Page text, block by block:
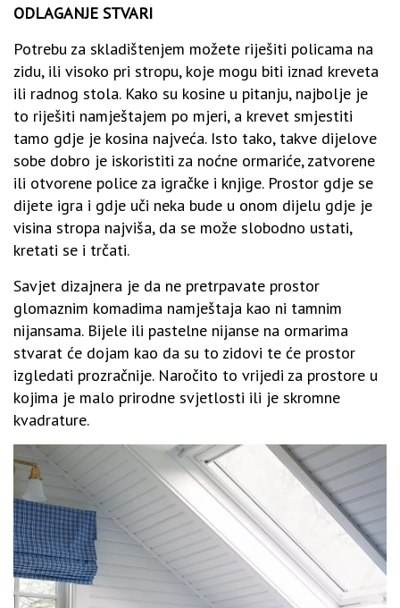
ODLAGANJE STVARI
Potrebu za skladištenjem možete riješiti policama na
zidu, ili visoko pri stropu, koje mogu biti iznad kreveta
ili radnog stola. Kako su kosine u pitanju, najbolje je
to riješiti namještajem po mjeri, a krevet smjestiti
tamo gdje je kosina najveća. Isto tako, takve dijelove
sobe dobro je iskoristiti za noćne ormariće, zatvorene
ili otvorene police za igračke i knjige. Prostor gdje se
dijete igra i gdje uči neka bude u onom dijelu gdje je
visina stropa najviša, da se može slobodno ustati,
kretati se i trčati.
Savjet dizajnera je da ne pretrpavate prostor
glomaznim komadima namještaja kao ni tamnim
nijansama. Bijele ili pastelne nijanse na ormarima
stvarat će dojam kao da su to zidovi te će prostor
izgledati prozračnije. Naročito to vrijedi za prostore u
kojima je malo prirodne svjetlosti ili je skromne
kvadrature.